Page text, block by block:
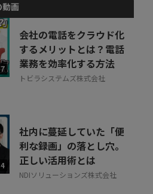
いるサービスについて
ご質問いただけます！
お申し込み可能
望する 無料
動画
会社の電話をクラウド化
するメリットとは？電話
業務を効率化する方法
トビラシステムズ株式会社
社内に蔓延していた「便
利な録画」の落とし穴。
正しい活用術とは
NDIソリューションズ株式会社